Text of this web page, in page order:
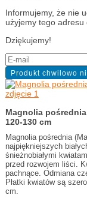
Informujemy, że nie
użyjemy tego adresu
Dziękujemy!
Magnolia
120-130 cm
Magnolia pośrednia
najpiękniejszych
śnieżnobiałymi
przed rozwojem liści.
pachnące. Odmiana
Płatki kwiatów są
cm.